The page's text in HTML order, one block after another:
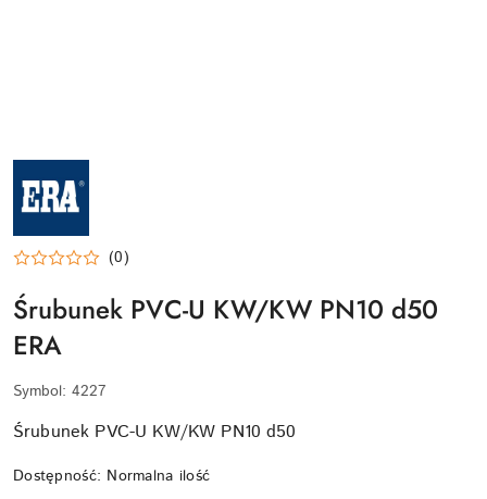
NAZWA
PRODUCENTA:
ERA
(0)
Śrubunek PVC-U KW/KW PN10 d50
ERA
Symbol: 4227
Śrubunek PVC-U KW/KW PN10 d50
Dostępność: Normalna ilość